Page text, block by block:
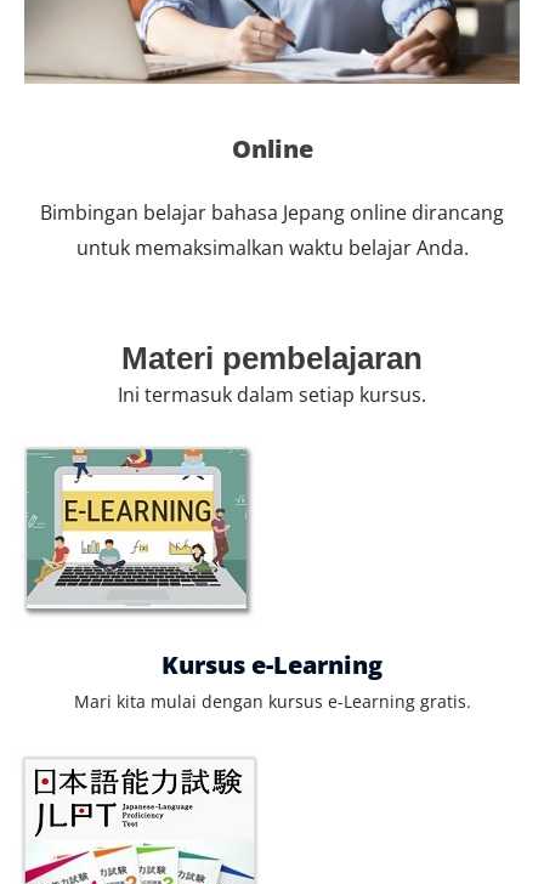
Online
Bimbingan belajar bahasa Jepang online dirancang
untuk memaksimalkan waktu belajar Anda.
Materi pembelajaran
Ini termasuk dalam setiap kursus.
Kursus e-Learning
Mari kita mulai dengan kursus e-Learning gratis.